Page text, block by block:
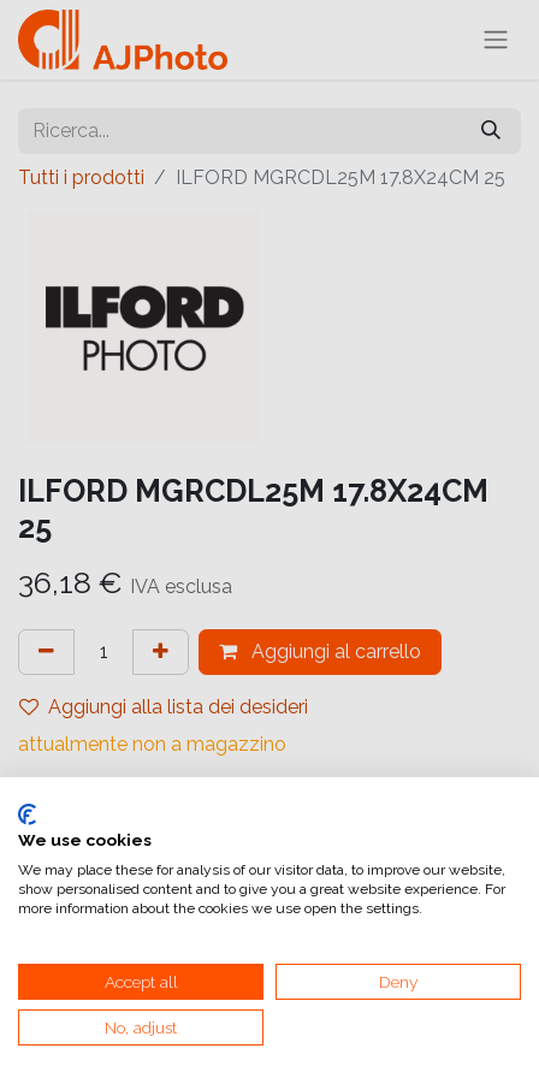
Tutti i prodotti ILFORD MGRCDL25M 17.8X24CM 25
ILFORD MGRCDL25M 17.8X24CM
25
36,18 € IVA esclusa
Aggiungi al carrello
Aggiungi alla lista dei desideri
attualmente non a magazzino
Tipologia:Rivestimento in Resina
Gradiente:Carta a Contrasto Variabile
Quantità (Fogli):25
Superficie:Satinata
Superficie Tonale:
We use cookies
We may place these for analysis of our visitor data, to improve our website,
show personalised content and to give you a great website experience. For
more information about the cookies we use open the settings.
Accept all Deny
No, adjust